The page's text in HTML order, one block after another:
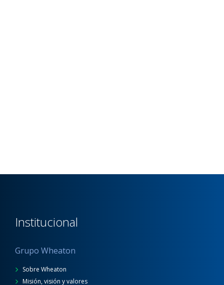
Institucional
Grupo Wheaton
Sobre Wheaton
Misión, visión y valores